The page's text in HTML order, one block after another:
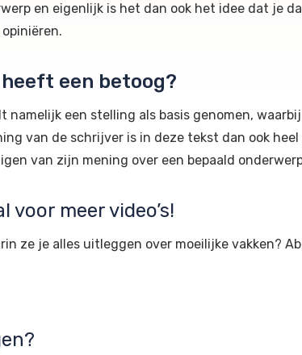
en eigenlijk is het dan ook het idee dat je
een betoog?
namelijk een stelling als basis genomen,
van de schrijver is in deze tekst dan ook
van zijn mening over een bepaald
voor meer video’s!
ze je alles uitleggen over moeilijke vakken?